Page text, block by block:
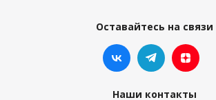
Оставайтесь на связи
Наши контакты